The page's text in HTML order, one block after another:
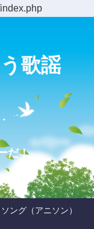
歌謡
だ！
ング（アニソン）